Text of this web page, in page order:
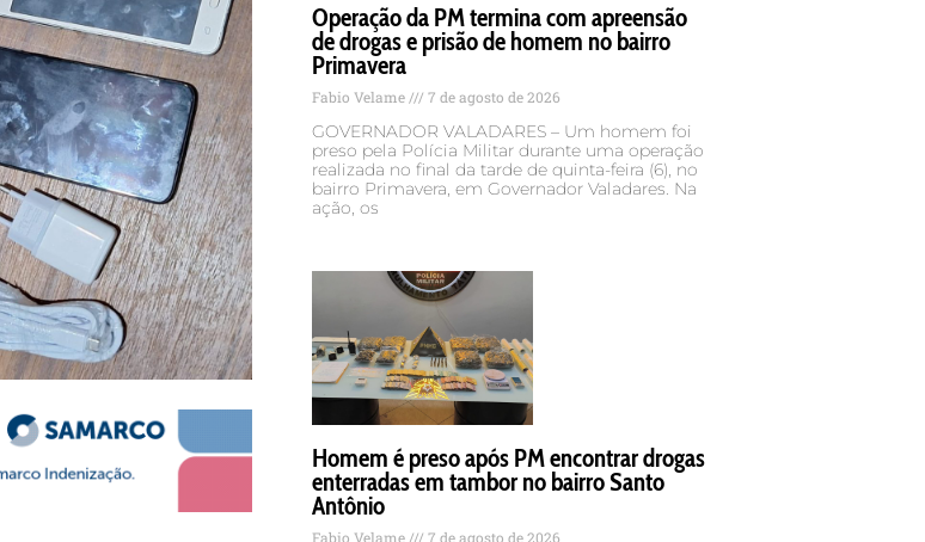
Operação da PM termina com apreensão
de drogas e prisão de homem no bairro
Primavera
Fabio Velame 7 de agosto de 2026
GOVERNADOR VALADARES – Um homem foi
preso pela Polícia Militar durante uma operação
realizada no final da tarde de quinta-feira (6), no
bairro Primavera, em Governador Valadares. Na
ação, os
Homem é preso após PM encontrar drogas
enterradas em tambor no bairro Santo
Antônio
Fabio Velame 7 de agosto de 2026